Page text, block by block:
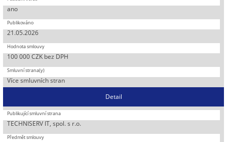
ano
21.05.2026
100 000 CZK bez DPH
Více smluvních stran
Detail
TECHNISERV IT, spol. s r.o.